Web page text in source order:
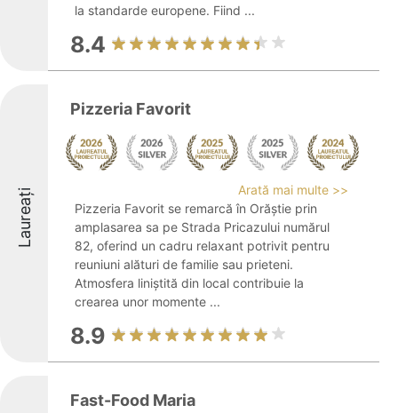
la standarde europene. Fiind ...
8.4
Laureați
Pizzeria Favorit
Arată mai multe >>
Pizzeria Favorit se remarcă în Orăștie prin
amplasarea sa pe Strada Pricazului numărul
82, oferind un cadru relaxant potrivit pentru
reuniuni alături de familie sau prieteni.
Atmosfera liniștită din local contribuie la
crearea unor momente ...
8.9
Fast-Food Maria